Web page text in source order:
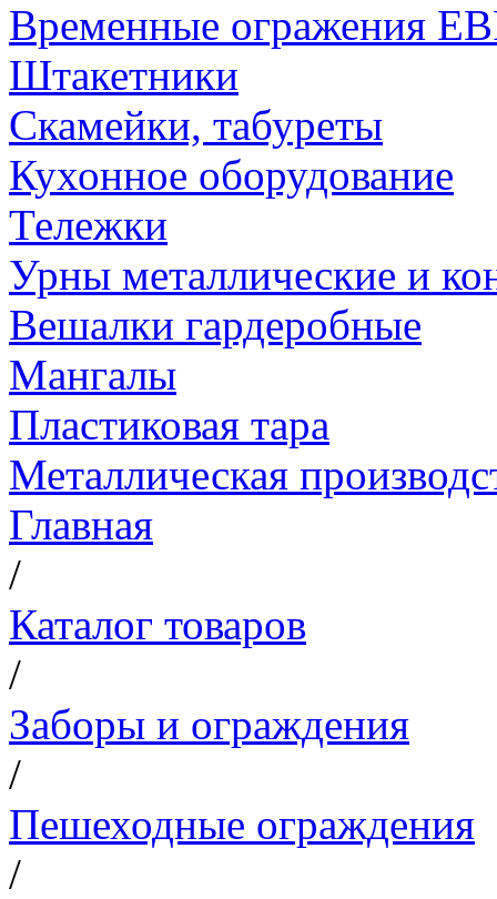
Временные огражения
Штакетники
Скамейки, табуреты
Кухонное оборудование
Тележки
Урны металлические и
Вешалки гардеробные
Мангалы
Пластиковая тара
Металлическая
Главная
/
Каталог товаров
/
Заборы и ограждения
/
Пешеходные ограждения
/